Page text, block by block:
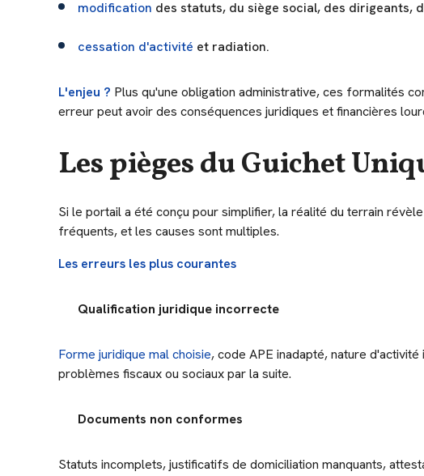
modification des statuts, du siège social, des dirigeants,
cessation d'activité et radiation.
L'enjeu ? Plus qu'une obligation administrative, ces formalités
erreur peut avoir des conséquences juridiques et financières
Les pièges du Guichet
Si le portail a été conçu pour simplifier, la réalité du terrain
fréquents, et les causes sont multiples.
Les erreurs les plus courantes
Qualification juridique incorrecte
Forme juridique mal choisie, code APE inadapté, nature
problèmes fiscaux ou sociaux par la suite.
Documents non conformes
Statuts incomplets, justificatifs de domiciliation manquants,